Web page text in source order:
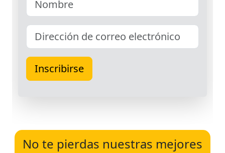
No te pierdas nuestras mejores